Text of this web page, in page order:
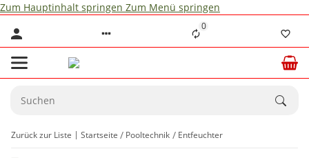
Zum Hauptinhalt springen Zum Menü springen
0
Zurück zur Liste Startseite Pooltechnik Entfeuchter